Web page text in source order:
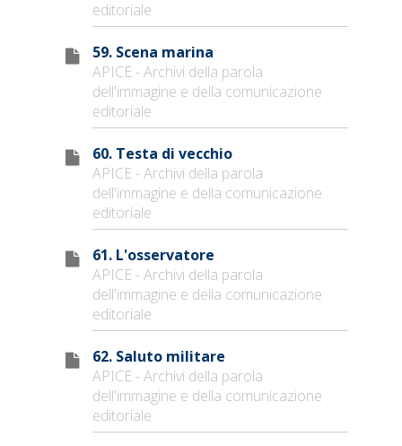
editoriale
59. Scena marina
APICE - Archivi della parola
dell'immagine e della comunicazione
editoriale
60. Testa di vecchio
APICE - Archivi della parola
dell'immagine e della comunicazione
editoriale
61. L'osservatore
APICE - Archivi della parola
dell'immagine e della comunicazione
editoriale
62. Saluto militare
APICE - Archivi della parola
dell'immagine e della comunicazione
editoriale